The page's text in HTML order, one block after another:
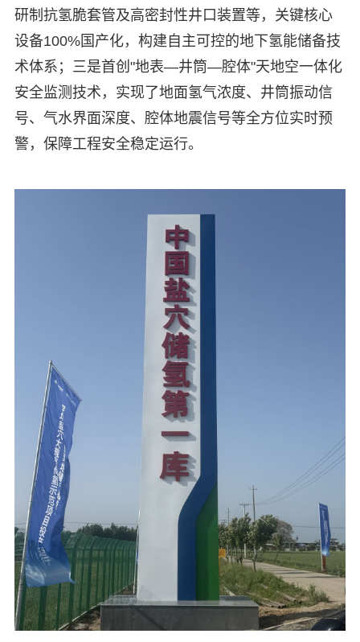
研制抗氢脆套管及高密封性井口装置等，关键核心
设备100%国产化，构建自主可控的地下氢能储备技
术体系；三是首创"地表—井筒—腔体"天地空一体化
安全监测技术，实现了地面氢气浓度、井筒振动信
号、气水界面深度、腔体地震信号等全方位实时预
警，保障工程安全稳定运行。